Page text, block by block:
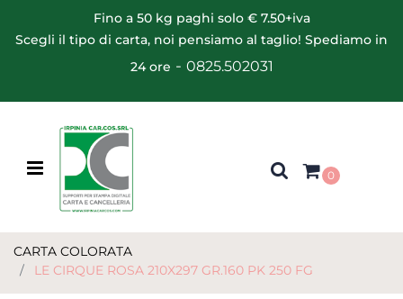
Fino a 50 kg paghi solo € 7.50+iva
Scegli il tipo di carta, noi pensiamo al taglio! Spediamo in
24 ore - 0825.502031
Open menu
0
CARTA COLORATA
LE CIRQUE ROSA 210X297 GR.160 PK 250 FG